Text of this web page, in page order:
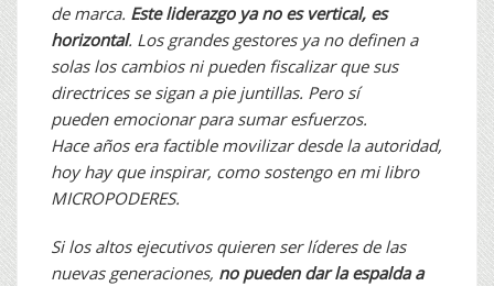
de marca. Este liderazgo ya no es vertical, es
horizontal. Los grandes gestores ya no definen a
solas los cambios ni pueden fiscalizar que sus
directrices se sigan a pie juntillas. Pero sí
pueden emocionar para sumar esfuerzos.
Hace años era factible movilizar desde la autoridad,
hoy hay que inspirar, como sostengo en mi libro
MICROPODERES.
Si los altos ejecutivos quieren serlíderes de las
nuevas generaciones, no pueden dar la espalda a